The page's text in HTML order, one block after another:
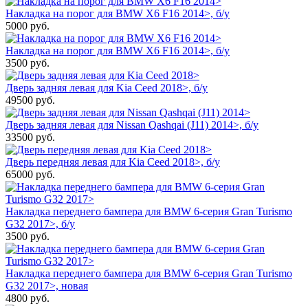
Накладка на порог для BMW X6 F16 2014>, б/у
5000 руб.
Накладка на порог для BMW X6 F16 2014>, б/у
3500 руб.
Дверь задняя левая для Kia Ceed 2018>, б/у
49500 руб.
Дверь задняя левая для Nissan Qashqai (J11) 2014>, б/у
33500 руб.
Дверь передняя левая для Kia Ceed 2018>, б/у
65000 руб.
Накладка переднего бампера для BMW 6-серия Gran Turismo
G32 2017>, б/у
3500 руб.
Накладка переднего бампера для BMW 6-серия Gran Turismo
G32 2017>, новая
4800 руб.